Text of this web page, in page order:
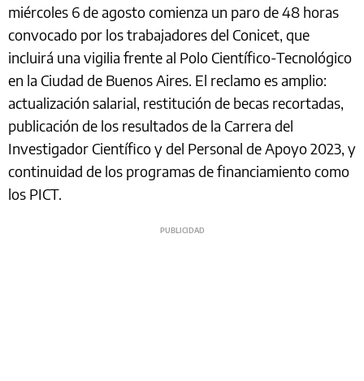
miércoles 6 de agosto comienza un paro de 48 horas
convocado por los trabajadores del Conicet, que
incluirá una vigilia frente al Polo Científico-Tecnológico
en la Ciudad de Buenos Aires. El reclamo es amplio:
actualización salarial, restitución de becas recortadas,
publicación de los resultados de la Carrera del
Investigador Científico y del Personal de Apoyo 2023, y
continuidad de los programas de financiamiento como
los PICT.